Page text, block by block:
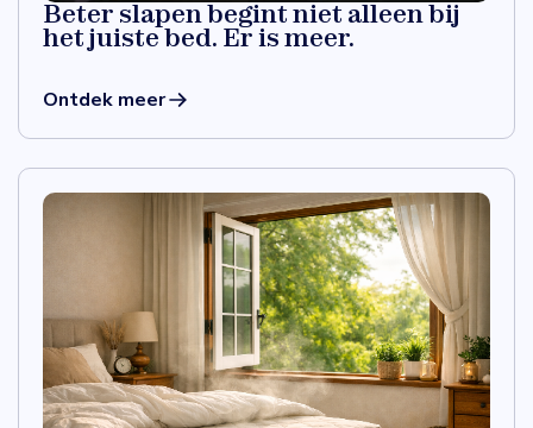
Beter slapen begint niet alleen bij
het juiste bed. Er is meer.
Ontdek meer